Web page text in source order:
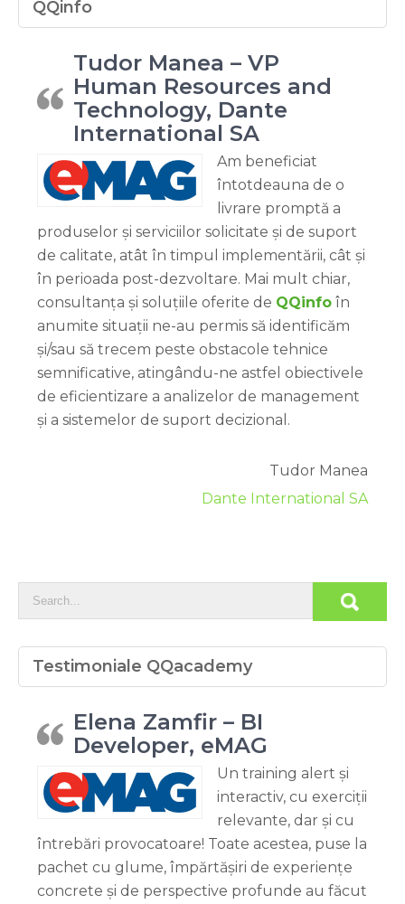
QQinfo
Tudor Manea – VP
Human Resources and
Technology, Dante
International SA
Am beneficiat
întotdeauna de o
livrare promptă a
produselor și serviciilor solicitate și de suport
de calitate, atât în timpul implementării, cât și
în perioada post-dezvoltare. Mai mult chiar,
consultanța și soluțiile oferite de QQinfo în
anumite situații ne-au permis să identificăm
și/sau să trecem peste obstacole tehnice
semnificative, atingându-ne astfel obiectivele
de eficientizare a analizelor de management
și a sistemelor de suport decizional.
Tudor Manea
Dante International SA
Testimoniale QQacademy
Elena Zamfir – BI
Developer, eMAG
Un training alert și
interactiv, cu exerciții
relevante, dar și cu
întrebări provocatoare! Toate acestea, puse la
pachet cu glume, împărtășiri de experiențe
concrete și de perspective profunde au făcut